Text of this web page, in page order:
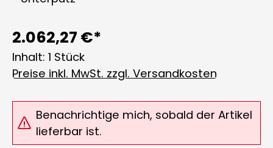
2.062,27 €*
Inhalt: 1 Stück
Preise inkl. MwSt. zzgl. Versandkosten
Benachrichtige mich, sobald der Artikel
lieferbar ist.